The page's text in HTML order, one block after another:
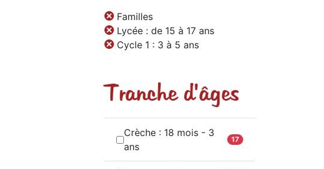
Familles
Lycée : de 15 à 17 ans
Cycle 1 : 3 à 5 ans
Tranche d'âges
Crèche : 18 mois - 3
ans
17